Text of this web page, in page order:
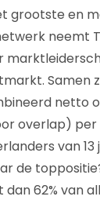
grootste en
neemt
Samen
netto
overlap)
van
de
62% van